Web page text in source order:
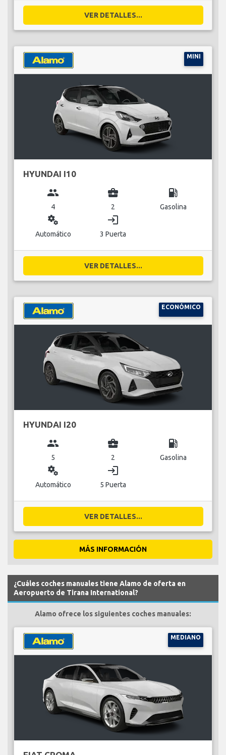
VER DETALLES...
MINI
HYUNDAI I10
group
4
business_center
2
local_gas_station
Gasolina
miscellaneous_services
Automático
login
3 Puerta
VER DETALLES...
ECONÓMICO
HYUNDAI I20
group
5
business_center
2
local_gas_station
Gasolina
miscellaneous_services
Automático
login
5 Puerta
VER DETALLES...
MÁS INFORMACIÓN
¿Cuáles coches manuales tiene Alamo de oferta en
Aeropuerto de Tirana International?
Alamo ofrece los siguientes coches manuales:
MEDIANO